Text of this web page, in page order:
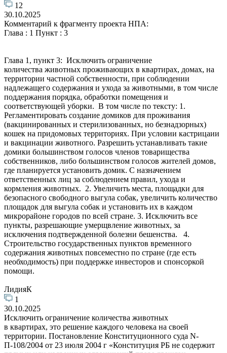
12
30.10.2025
Комментарий к фрагменту проекта НПА:
Глава : 1 Пункт : 3
Глава 1, пункт 3: Исключить ограничение
количества животных проживающих в квартирах, домах, на
территории частной собственности, при соблюдении
надлежащего содержания и ухода за животными, в том числе
поддержания порядка, обработки помещения и
соответствующей уборки. В том числе по тексту: 1.
Регламентировать создание домиков для проживания
(вакцинированных и стерилизованных, но безнадзорных)
кошек на придомовых территориях. При условии кастрицаии
и вакцинации животного. Разрешить устанавливать такие
домики большинством голосов членов товарищества
собственников, либо большинством голосов жителей домов,
где планируется установить домик. С назначением
ответственных лиц за соблюдением правил, ухода и
кормления животных. 2. Увеличить места, площадки для
безопасного свободного выгула собак, увеличить количество
площадок для выгула собак и установить их в каждом
микрорайоне городов по всей стране. 3. Исключить все
пункты, разрешающие умерщвление животных, за
исключения подтвержденной болезни бешенства. 4.
Строительство государственных пунктов временного
содержания животных повсеместно по стране (где есть
необходимость) при поддержке инвесторов и спонсоркой
помощи.
ЛидияК
1
30.10.2025
Исключить ограничение количества животных
в квартирах, это решение каждого человека на своей
территории. Постановление Конституционного суда N-
П-108/2004 от 23 июля 2004 г «Конституция РБ не содержит